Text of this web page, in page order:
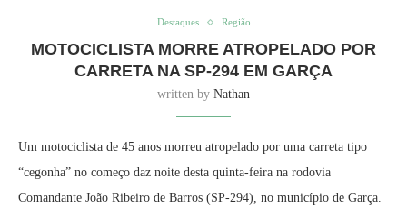
Destaques Região
MOTOCICLISTA MORRE ATROPELADO POR
CARRETA NA SP-294 EM GARÇA
written by Nathan
Um motociclista de 45 anos morreu atropelado por uma carreta tipo
“cegonha” no começo daz noite desta quinta-feira na rodovia
Comandante João Ribeiro de Barros (SP-294), no município de Garça.